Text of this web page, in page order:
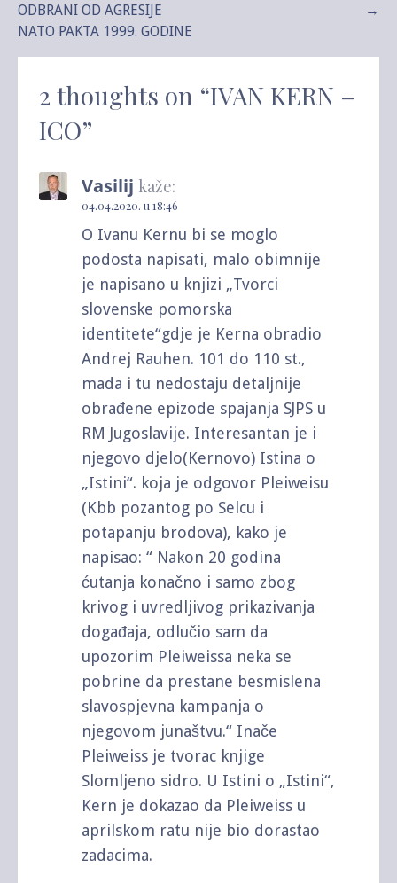
članka
ODBRANI OD AGRESIJE
NATO PAKTA 1999. GODINE
→
2 thoughts on “IVAN KERN –
ICO”
Vasilij kaže:
04.04.2020. u 18:46
O Ivanu Kernu bi se moglo
podosta napisati, malo obimnije
je napisano u knjizi „Tvorci
slovenske pomorska
identitete“gdje je Kerna obradio
Andrej Rauhen. 101 do 110 st.,
mada i tu nedostaju detaljnije
obrađene epizode spajanja SJPS u
RM Jugoslavije. Interesantan je i
njegovo djelo(Kernovo) Istina o
„Istini“. koja je odgovor Pleiweisu
(Kbb pozantog po Selcu i
potapanju brodova), kako je
napisao: “ Nakon 20 godina
ćutanja konačno i samo zbog
krivog i uvredljivog prikazivanja
događaja, odlučio sam da
upozorim Pleiweissa neka se
pobrine da prestane besmislena
slavospjevna kampanja o
njegovom junaštvu.“ Inače
Pleiweiss je tvorac knjige
Slomljeno sidro. U Istini o „Istini“,
Kern je dokazao da Pleiweiss u
aprilskom ratu nije bio dorastao
zadacima.